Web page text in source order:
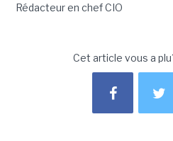
Rédacteur en chef CIO
Cet article vous a